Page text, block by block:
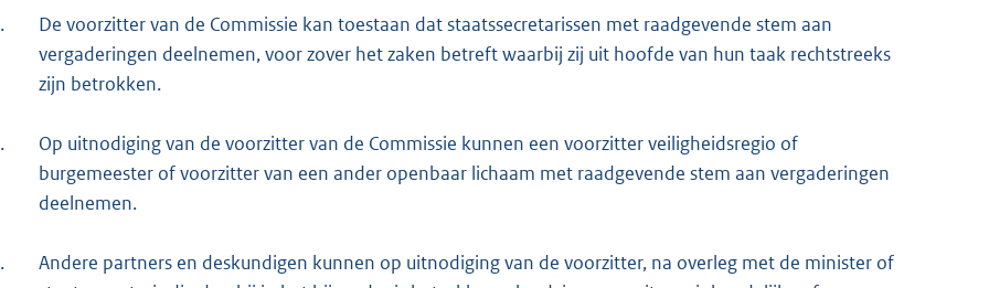
De voorzitter van de Commissie kan toestaan dat staatssecretarissen met raadgevende stem aan
vergaderingen deelnemen, voor zover het zaken betreft waarbij zij uit hoofde van hun taak rechtstreeks
zijn betrokken.
Op uitnodiging van de voorzitter van de Commissie kunnen een voorzitter veiligheidsregio of
burgemeester of voorzitter van een ander openbaar lichaam met raadgevende stem aan vergaderingen
deelnemen.
Andere partners en deskundigen kunnen op uitnodiging van de voorzitter, na overleg met de minister of